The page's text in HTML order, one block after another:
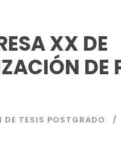
XX DE
DE
DE TESIS POSTGRADO